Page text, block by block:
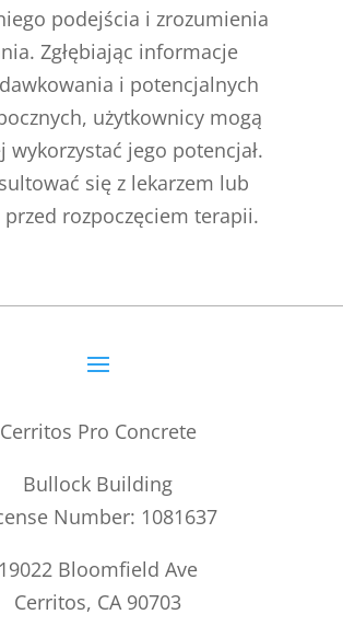
podejścia i zrozumienia
Zgłębiając informacje
i potencjalnych
użytkownicy mogą
wykorzystać jego potencjał.
się z lekarzem lub
rozpoczęciem terapii.
Cerritos Pro Concrete
Bullock Building
Number: 1081637
19022 Bloomfield Ave
Cerritos, CA 90703